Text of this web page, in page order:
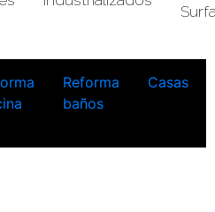
Reforma
baños
Casas